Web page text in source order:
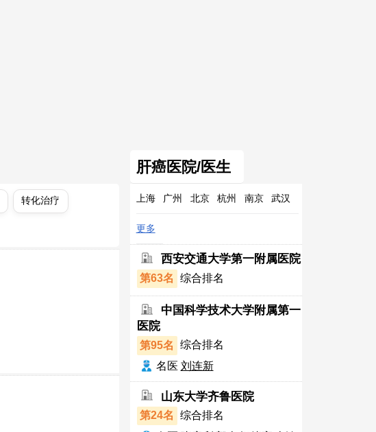
转化治疗
肝癌医院/医生
上海 广州 北京 杭州 南京 武汉
更多
西安交通大学第一附属医院
第63名 综合排名
中国科学技术大学附属第一
医院
第95名
综合排名
名医 刘连新
山东大学齐鲁医院
第24名
综合排名